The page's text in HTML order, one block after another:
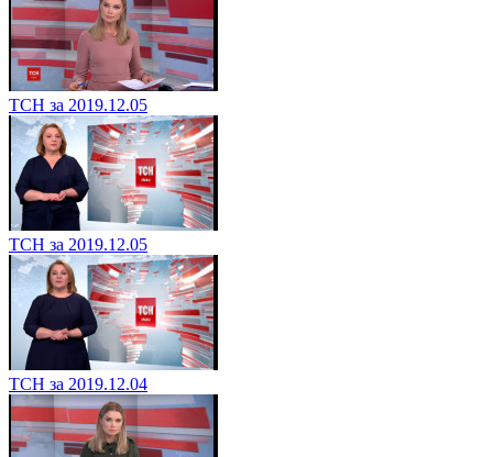
ТСН за 2019.12.05
ТСН за 2019.12.05
ТСН за 2019.12.04